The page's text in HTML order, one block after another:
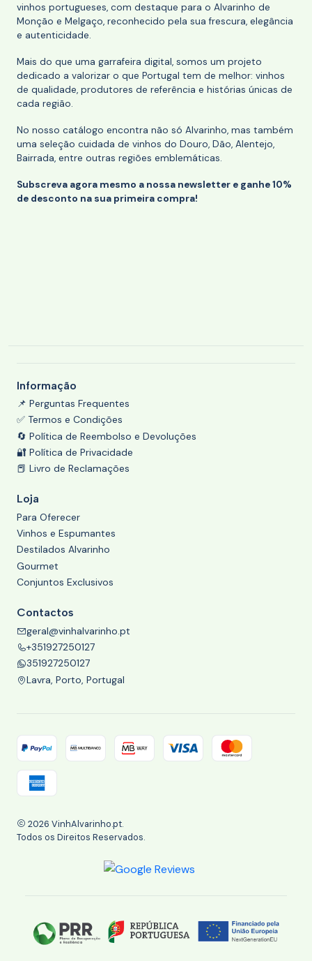
vinhos portugueses, com destaque para o Alvarinho de
Monção e Melgaço, reconhecido pela sua frescura, elegância
e autenticidade.
Mais do que uma garrafeira digital, somos um projeto
dedicado a valorizar o que Portugal tem de melhor: vinhos
de qualidade, produtores de referência e histórias únicas de
cada região.
No nosso catálogo encontra não só Alvarinho, mas também
uma seleção cuidada de vinhos do Douro, Dão, Alentejo,
Bairrada, entre outras regiões emblemáticas.
Subscreva agora mesmo a nossa newsletter e ganhe 10%
de desconto na sua primeira compra!
Informação
📌 Perguntas Frequentes
✅ Termos e Condições
🔄 Política de Reembolso e Devoluções
🔐 Política de Privacidade
📕 Livro de Reclamações
Loja
Para Oferecer
Vinhos e Espumantes
Destilados Alvarinho
Gourmet
Conjuntos Exclusivos
Contactos
geral@vinhalvarinho.pt
+351927250127
351927250127
Lavra, Porto, Portugal
2026 VinhAlvarinho.pt.
Todos os Direitos Reservados.